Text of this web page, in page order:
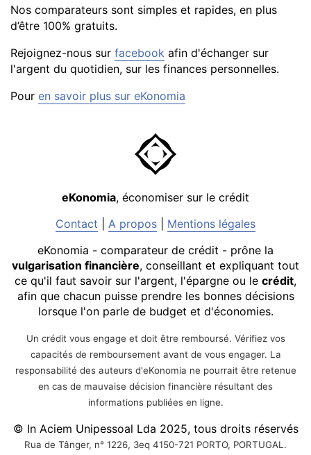
Nos comparateurs sont simples et rapides, en plus
d’être 100% gratuits.
Rejoignez-nous sur facebook afin d'échanger sur
l'argent du quotidien, sur les finances personnelles.
Pour en savoir plus sur eKonomia
eKonomia, économiser sur le crédit
Contact
A propos
Mentions légales
eKonomia - comparateur de crédit - prône la
vulgarisation financière, conseillant et expliquant tout
ce qu'il faut savoir sur l'argent, l'épargne ou le crédit,
afin que chacun puisse prendre les bonnes décisions
lorsque l'on parle de budget et d'économies.
Un crédit vous engage et doit être remboursé. Vérifiez vos
capacités de remboursement avant de vous engager. La
responsabilité des auteurs d'eKonomia ne pourrait être retenue
en cas de mauvaise décision financière résultant des
informations publiées en ligne.
© In Aciem Unipessoal Lda 2025, tous droits réservés
Rua de Tânger, n° 1226, 3eq 4150-721 PORTO, PORTUGAL.